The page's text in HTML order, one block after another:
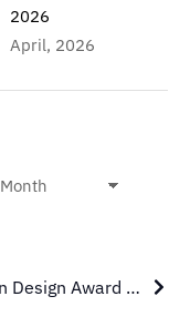
2026
April, 2026
German Design Award 2023